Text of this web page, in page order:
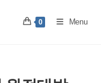
0 Menu